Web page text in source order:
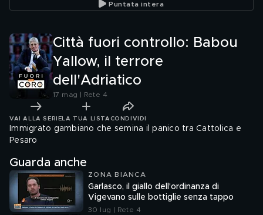
Puntata intera
Città fuori controllo: Babou
Yallow, il terrore
dell'Adriatico
17 mag | Rete 4
VAI ALLA SERIE LA TUA LISTA CONDIVIDI
Immigrato gambiano che semina il panico tra Cattolica e
Pesaro
Guarda anche
ZONA BIANCA
Garlasco, il giallo dell'ordinanza di
Vigevano sulle bottiglie senza tappo
30 lug | Rete 4